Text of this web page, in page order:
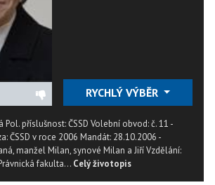
RYCHLÝ VÝBĚR
Pol. příslušnost: ČSSD Volební obvod: č. 11 -
ČSSD v roce 2006 Mandát: 28.10.2006 -
manžel Milan, synové Milan a Jiří Vzdělání:
fakulta... Celý životopis